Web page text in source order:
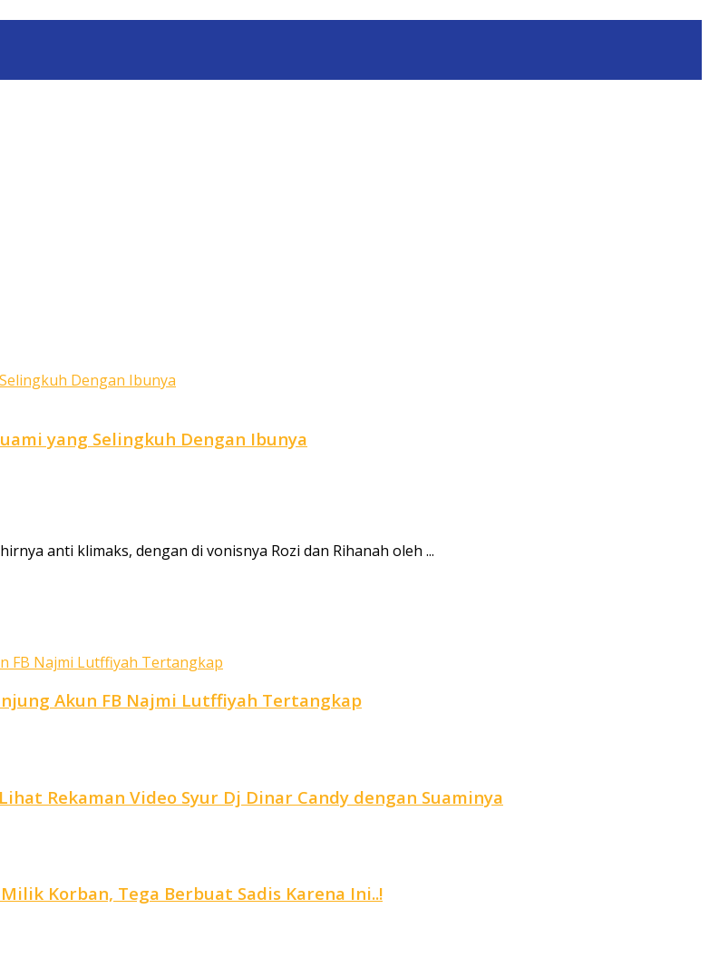
yang Selingkuh Dengan Ibunya
anti klimaks, dengan di vonisnya Rozi dan Rihanah oleh ...
Akun FB Najmi Lutffiyah Tertangkap
Rekaman Video Syur Dj Dinar Candy dengan Suaminya
Korban, Tega Berbuat Sadis Karena Ini..!